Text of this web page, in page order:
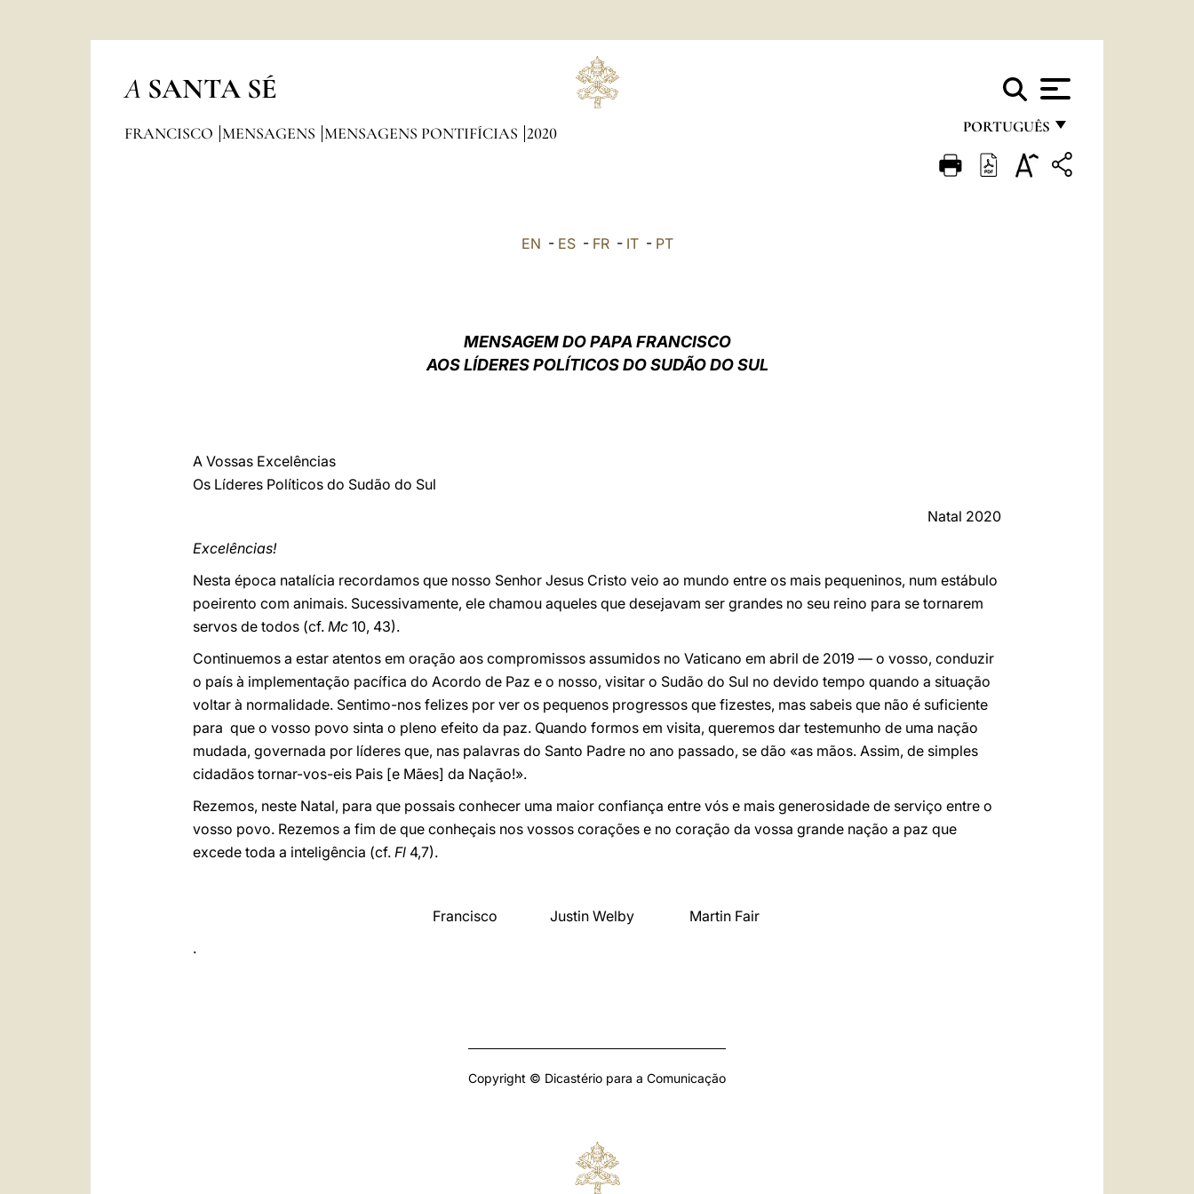
A SANTA SÉ
PORTUGUÊS
FRANÇAIS
FRANCISCO MENSAGENS MENSAGENS PONTIFÍCIAS 2020
EN - ES- FR- IT- PT
MENSAGEM DO PAPA FRANCISCO
AOS LÍDERES POLÍTICOS DO SUDÃO DO SUL
A Vossas Excelências
Os Líderes Políticos do Sudão do Sul
Natal 2020
Excelências!
Nesta época natalícia recordamos que nosso Senhor Jesus Cristo veio ao mundo entre os mais pequeninos, num estábulo
poeirento com animais. Sucessivamente, ele chamou aqueles que desejavam ser grandes no seu reino para se tornarem
servos de todos (cf. Mc 10, 43).
Continuemos a estar atentos em oração aos compromissos assumidos no Vaticano em abril de 2019 — o vosso, conduzir
o país à implementação pacífica do Acordo de Paz e o nosso, visitar o Sudão do Sul no devido tempo quando a situação
voltar à normalidade. Sentimo-nos felizes por ver os pequenos progressos que fizestes, mas sabeis que não é suficiente
para que o vosso povo sinta o pleno efeito da paz. Quando formos em visita, queremos dar testemunho de uma nação
mudada, governada por líderes que, nas palavras do Santo Padre no ano passado, se dão «as mãos. Assim, de simples
cidadãos tornar-vos-eis Pais [e Mães] da Nação!».
Rezemos, neste Natal, para que possais conhecer uma maior confiança entre vós e mais generosidade de serviço entre o
vosso povo. Rezemos a fim de que conheçais nos vossos corações e no coração da vossa grande nação a paz que
excede toda a inteligência (cf. Fl 4,7).
Francisco Justin Welby
Martin Fair
.
Copyright © Dicastério para a Comunicação